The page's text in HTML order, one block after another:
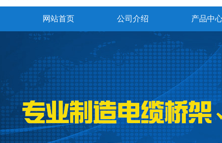
网站首页 公司介绍 产品中